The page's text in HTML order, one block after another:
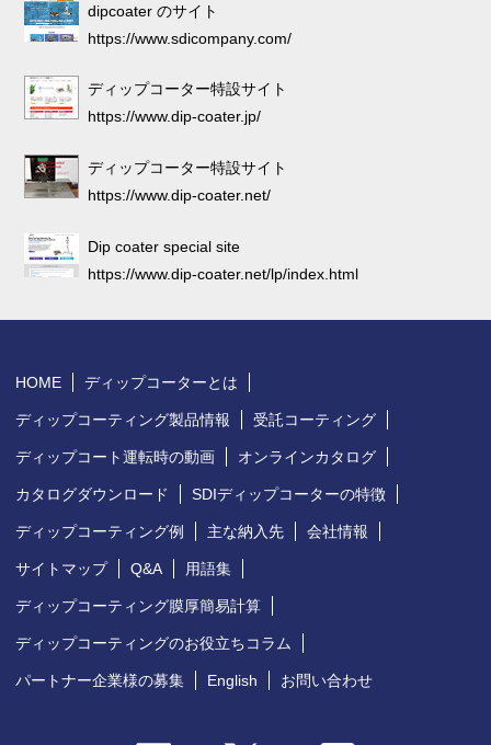
dipcoater のサイト
https://www.sdicompany.com/
ディップコーター特設サイト
https://www.dip-coater.jp/
ディップコーター特設サイト
https://www.dip-coater.net/
Dip coater special site
https://www.dip-coater.net/lp/index.html
HOME ディップコーターとは
ディップコーティング製品情報 受託コーティング
ディップコート運転時の動画 オンラインカタログ
カタログダウンロード SDIディップコーターの特徴
ディップコーティング例 主な納入先 会社情報
サイトマップ Q&A 用語集
ディップコーティング膜厚簡易計算
ディップコーティングのお役立ちコラム
パートナー企業様の募集 English お問い合わせ